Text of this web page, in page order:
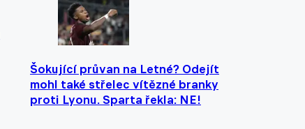
Šokující průvan na Letné? Odejít
mohl také střelec vítězné branky
proti Lyonu. Sparta řekla: NE!